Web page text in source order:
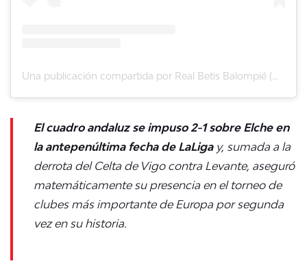
El cuadro andaluz se impuso 2-1 sobre Elche en
la antepenúltima fecha de LaLigay, sumada a la
derrota del Celta de Vigo contra Levante, aseguró
matemáticamente su presencia en el torneo de
clubes más importante de Europa por segunda
vez en su historia.